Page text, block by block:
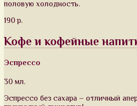
половую холодность.
190 р.
Кофе и кофейные
Эспрессо
30 мл.
Эспрессо без сахара – отличный